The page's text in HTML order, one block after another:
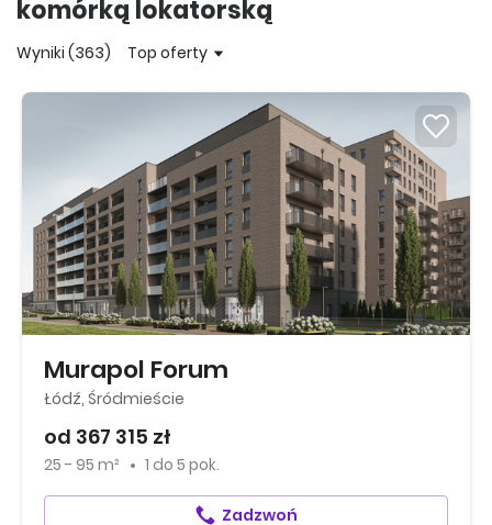
komórką lokatorską
Wyniki (363) Top oferty
Murapol Forum
Łódź, Śródmieście
od 367 315 zł
25 - 95 m² 1 do 5 pok.
Zadzwoń